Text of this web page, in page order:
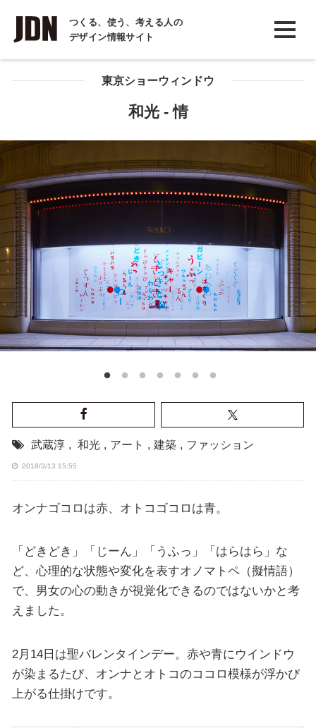
つくる、使う、考える人の
デザイン情報サイト
INTERVIEW
インタビュー
REPORT東京ショーウィンドウ
和光 - 情
武蔵淳 , 和光 , アート , 建築 , ファッション
2018/3/13 15:55
オンナゴコロは赤、オトコゴコロは青。
「どきどき」「じーん」「うふっ」「はらはら」な
ど、心理的な状態や変化を表すオノマトペ（擬情語）
で、男女の心の動きが視覚化できるのではないかと考
えました。
2月14日は聖バレンタインデー。赤や青にウインドウ
が染まるたび、オンナとオトコのココロ模様が浮かび
上がる仕掛けです。